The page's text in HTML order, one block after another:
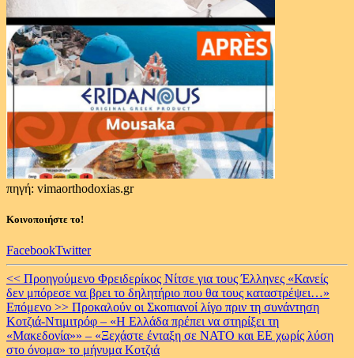
πηγή: vimaorthodoxias.gr
Κοινοποιήστε το!
FacebookTwitter
Continue
Reading
<< Προηγούμενο Φρειδερίκος Νίτσε για τους Έλληνες «Κανείς
δεν μπόρεσε να βρει το δηλητήριο που θα τους καταστρέψει…»
Επόμενο >> Προκαλούν οι Σκοπιανοί λίγο πριν τη συνάντηση
Κοτζιά-Ντιμιτρόφ – «Η Ελλάδα πρέπει να στηρίξει τη
«Μακεδονία»» – «Ξεχάστε ένταξη σε ΝΑΤΟ και ΕΕ χωρίς λύση
στο όνομα» το μήνυμα Κοτζιά